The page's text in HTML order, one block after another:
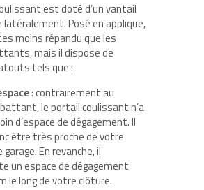
est doté d’un vantail
latéralement. Posé en applique,
moins répandu que les
mais il dispose de
tels que :
: contrairement au
le portail coulissant n’a
d’espace de dégagement. Il
être très proche de votre
En revanche, il
un espace de dégagement
le long de votre clôture.